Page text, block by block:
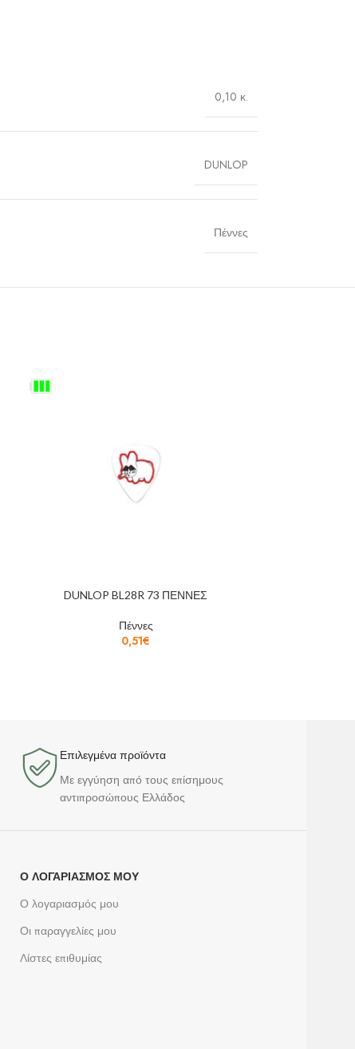
0,10 κ.
DUNLOP
Πέννες
DUNLOP BL28R 73 ΠΕΝΝΕΣ
Πέννες
0,51€
Επιλεγμένα προϊόντα​
Με εγγύηση από τους επίσημους
αντιπροσώπους Ελλάδος
Ο ΛΟΓΑΡΙΑΣΜΌΣ ΜΟΥ
Ο λογαριασμός μου
Οι παραγγελίες μου
Λίστες επιθυμίας